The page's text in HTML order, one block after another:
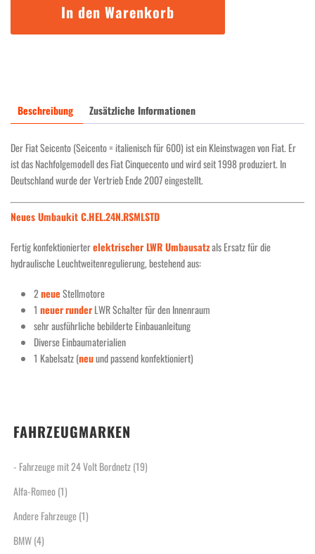
C.HEL.24N.RSMLSTD
In den Warenkorb
Beschreibung Zusätzliche Informationen
Der Fiat Seicento (Seicento = italienisch für 600) ist ein Kleinstwagen von Fiat. Er
ist das Nachfolgemodell des Fiat Cinquecento und wird seit 1998 produziert. In
Deutschland wurde der Vertrieb Ende 2007 eingestellt.
Neues Umbaukit C.HEL.24N.RSMLSTD
Fertig konfektionierterelektrischer LWR Umbausatzals Ersatz für die
hydraulische Leuchtweitenregulierung, bestehend aus:
2neueStellmotore
1 neuerrunderLWR Schalter für den Innenraum
sehr ausführliche bebilderte Einbauanleitung
Diverse Einbaumaterialien
1 Kabelsatz (neuund passend konfektioniert)
FAHRZEUGMARKEN
- Fahrzeuge mit 24 Volt Bordnetz(19)
Alfa-Romeo(1)
Andere Fahrzeuge(1)
BMW(4)